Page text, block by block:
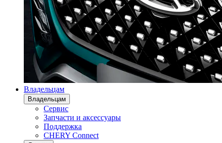
Владельцам
Владельцам
Сервис
Запчасти и аксессуары
Поддержка
CHERY Connect